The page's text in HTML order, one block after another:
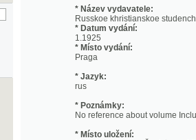
* Datum vydání:
1.1925
* Místo vydání:
* Jazyk:
* Poznámky:
No reference about volume Included:
* Místo uložení:
Národní knihovna České republiky -
* Signatura: